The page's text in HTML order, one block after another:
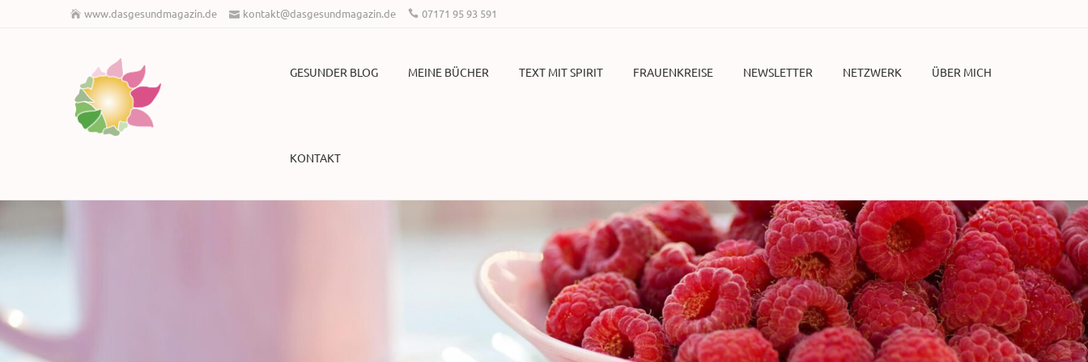
www.dasgesundmagazin.de kontakt@dasgesundmagazin.de 07171 95 93 591
GESUNDER BLOG MEINE BÜCHER TEXT MIT SPIRIT FRAUENKREISE NEWSLETTER NETZWERK ÜBER MICH
KONTAKT